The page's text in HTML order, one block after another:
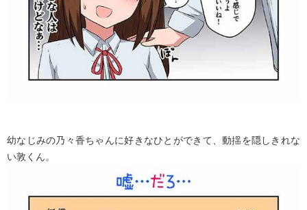
幼なじみの乃々香ちゃんに好きなひとができて、動揺を隠しきれな
い敦くん。